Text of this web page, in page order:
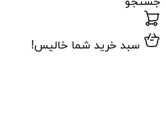
سبد خرید شما خالیس!